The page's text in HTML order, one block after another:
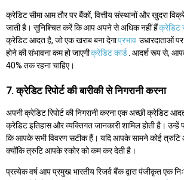
क्रेडिट सीमा आम तौर पर बैंकों, वित्तीय संस्थानों और खुदरा
जाती है। सुनिश्चित करें कि आप अपने से अधिक नहीं हैंक्रेडिट
क्रेडिट आदत है, जो एक खराब बना देगाप्रभाव उधारदाताओं
होने की संभावना कम हो जाएगीक्रेडिट कार्ड. आदर्श रूप से,
40% तक रहना चाहिए।
7. क्रेडिट रिपोर्ट की बारीकी से निगरानी करना
अपनी क्रेडिट रिपोर्ट की निगरानी करना एक अच्छी क्रेडिट
क्रेडिट इतिहास और व्यक्तिगत जानकारी शामिल होती है।
कि आपके सभी विवरण सटीक हैं। यदि आपके सामने कोई त्रुटि
क्योंकि त्रुटि आपके स्कोर को कम कर देती है।
प्रत्येक वर्ष आप प्रमुख भारतीय रिजर्व बैंक द्वारा पंजीकृत एक